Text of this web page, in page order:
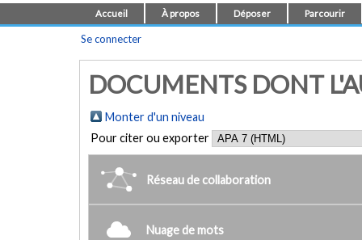
Accueil À propos Déposer Parcourir
Se connecter
DOCUMENTS DONT
Monter d'un niveau
Pour citer ou exporter
Réseau de collaboration
Nuage de mots